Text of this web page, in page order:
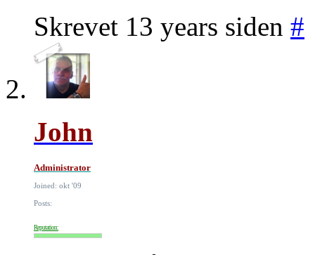
Skrevet 13 years siden #
John
Administrator
Joined: okt '09
Posts:
Reputation: